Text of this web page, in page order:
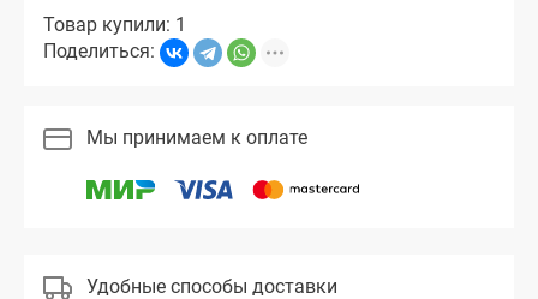
Товар купили: 1
Поделиться:
Мы принимаем к оплате
Удобные способы доставки